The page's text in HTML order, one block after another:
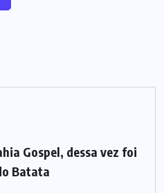
Gospel, dessa vez foi
Batata